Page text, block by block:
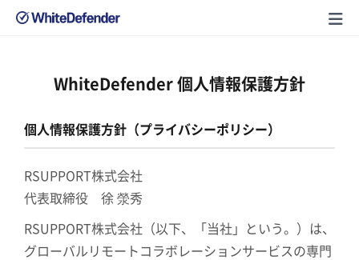
WhiteDefender 個人情報保護方針
個人情報保護方針（プライバシーポリシー）
RSUPPORT株式会社
代表取締役 徐 滎秀
RSUPPORT株式会社（以下、「当社」という。）は、
グローバルリモートコラボレーションサービスの専門